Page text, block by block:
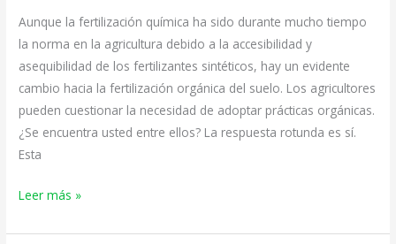
Aunque la fertilización química ha sido durante mucho tiempo
la norma en la agricultura debido a la accesibilidad y
asequibilidad de los fertilizantes sintéticos, hay un evidente
cambio hacia la fertilización orgánica del suelo. Los agricultores
pueden cuestionar la necesidad de adoptar prácticas orgánicas.
¿Se encuentra usted entre ellos? La respuesta rotunda es sí.
Esta
Suelo
Sobre
las
Alternativas
Químicas?
Leer más »